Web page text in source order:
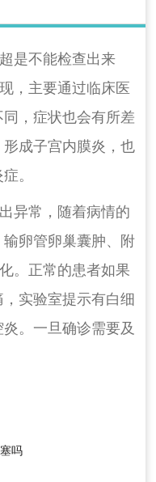
是不能检查出来
，主要通过临床医
，症状也会有所差
成子宫内膜炎，也
。
异常，随着病情的
卵管卵巢囊肿、附
。正常的患者如果
实验室提示有白细
。一旦确诊需要及
吗